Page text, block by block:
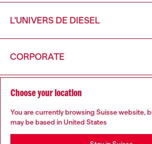
L'UNIVERS DE DIESEL
CORPORATE
Choose your location
You are currently browsing Suisse website,
may be based in United States